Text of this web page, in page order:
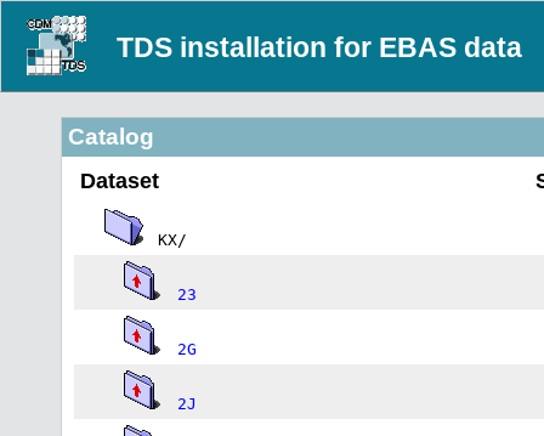
TDS installation for EBAS data
Catalog
Dataset
KX/
23
2G
2J